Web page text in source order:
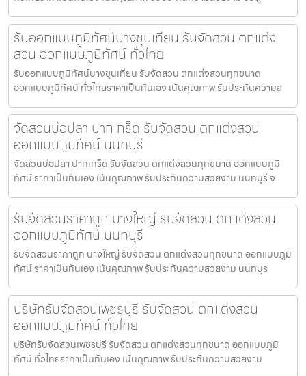
รับออกแบบภูมิทัศน์บางขุนเทียน รับจัดสวน ตกแต่ง
สวน ออกแบบภูมิทัศน์ ทั่วไทย
รับออกแบบภูมิทัศน์บางขุนเทียน รับจัดสวน ตกแต่งสวนทุกขนาด
ออกแบบภูมิทัศน์ ทั่วไทยราคาเป็นกันเอง เน้นคุณภาพ รับประกันความส
จัดสวนบ่อปลา ปากเกร็ด รับจัดสวน ตกแต่งสวน
ออกแบบภูมิทัศน์ นนทบุรี
จัดสวนบ่อปลา ปากเกร็ด รับจัดสวน ตกแต่งสวนทุกขนาด ออกแบบภูมิ
ทัศน์ ราคาเป็นกันเอง เน้นคุณภาพ รับประกันความสวยงาม นนทบุรี จ
รับจัดสวนราคาถูก บางใหญ่ รับจัดสวน ตกแต่งสวน
ออกแบบภูมิทัศน์ นนทบุรี
รับจัดสวนราคาถูก บางใหญ่ รับจัดสวน ตกแต่งสวนทุกขนาด ออกแบบภูมิ
ทัศน์ ราคาเป็นกันเอง เน้นคุณภาพ รับประกันความสวยงาม นนทบุร
บริษัทรับจัดสวนเพชรบุรี รับจัดสวน ตกแต่งสวน
ออกแบบภูมิทัศน์ ทั่วไทย
บริษัทรับจัดสวนเพชรบุรี รับจัดสวน ตกแต่งสวนทุกขนาด ออกแบบภูมิ
ทัศน์ ทั่วไทยราคาเป็นกันเอง เน้นคุณภาพ รับประกันความสวยงาม